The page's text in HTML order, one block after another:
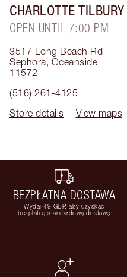
CHARLOTTE TILBURY
OPEN UNTIL 7:00 PM
3517 Long Beach Rd
Sephora, Oceanside
11572
(516) 261-4125
Store details
View maps
BEZPŁATNA DOSTAWA
Wydaj 49 GBP, aby uzyskać
bezpłatną standardową dostawę